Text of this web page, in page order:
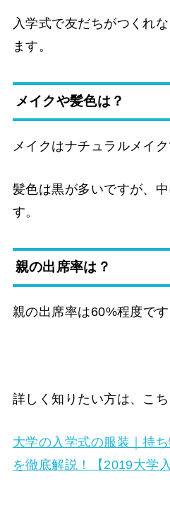
入学式で友だちがつくれ
ます。
メイクや髪色は？
メイクはナチュラルメイ
髪色は黒が多いですが、
す。
親の出席率は？
親の出席率は60%程度です
詳しく知りたい方は、こ
大学の入学式の服装｜持
を徹底解説！【2019大学